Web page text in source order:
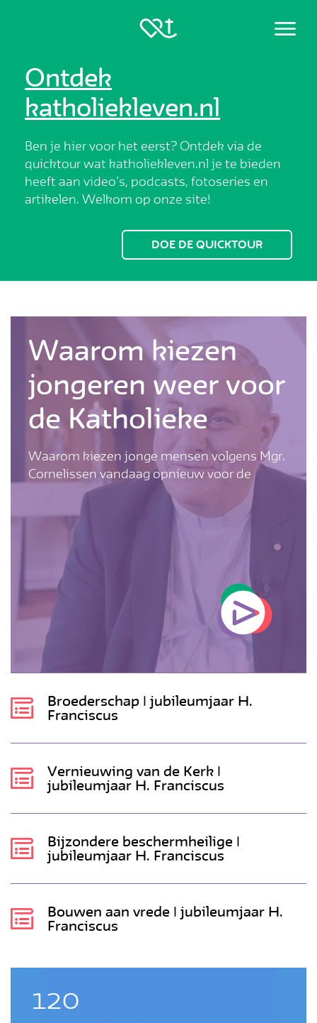
Menu
Ontdek
katholiekleven.nl
Ben je hier voor het eerst? Ontdek via de
quicktour wat katholiekleven.nl je te bieden
heeft aan video’s, podcasts, fotoseries en
artikelen. Welkom op onze site!
DOE DE QUICKTOUR
Waarom kiezen
jongeren weer voor
de Katholieke
Kerk? | Mgr.
Cornelissen
Waarom kiezen jonge mensen volgens Mgr.
Cornelissen vandaag opnieuw voor de
Katholieke Kerk?
Broederschap | jubileumjaar H.
Franciscus
Vernieuwing van de Kerk |
jubileumjaar H. Franciscus
Bijzondere beschermheilige |
jubileumjaar H. Franciscus
Bouwen aan vrede | jubileumjaar H.
Franciscus
120